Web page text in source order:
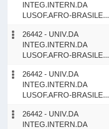
INTEG.INTERN.DA
LUSOF.AFRO-BRASILE...
26442 - UNIV.DA
INTEG.INTERN.DA
LUSOF.AFRO-BRASILE...
26442 - UNIV.DA
INTEG.INTERN.DA
LUSOF.AFRO-BRASILE...
26442 - UNIV.DA
INTEG.INTERN.DA